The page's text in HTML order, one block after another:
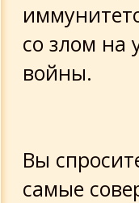
со злом на
войны.
Вы
самые